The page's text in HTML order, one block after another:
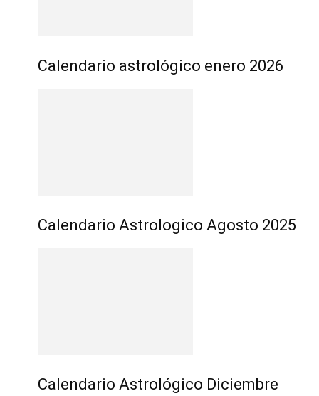
Calendario astrológico enero 2026
Calendario Astrologico Agosto 2025
Calendario Astrológico Diciembre